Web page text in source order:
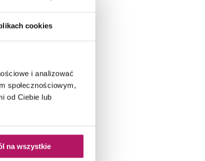
cookies
i analizować
społecznościowym,
od Ciebie lub
na wszystkie